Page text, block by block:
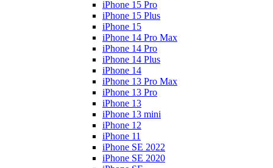
iPhone 15 Pro
iPhone 15 Plus
iPhone 15
iPhone 14 Pro Max
iPhone 14 Pro
iPhone 14 Plus
iPhone 14
iPhone 13 Pro Max
iPhone 13 Pro
iPhone 13
iPhone 13 mini
iPhone 12
iPhone 11
iPhone SE 2022
iPhone SE 2020